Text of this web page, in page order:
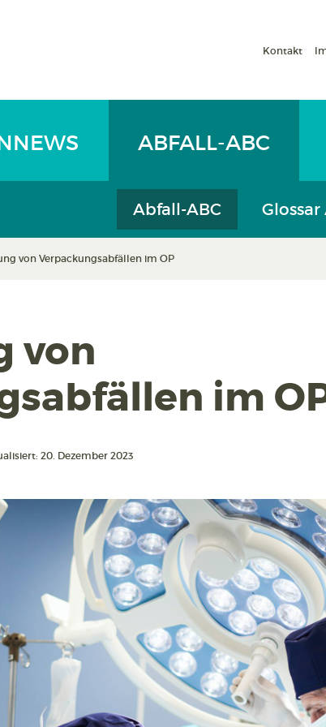
Kontakt
ABFALL-ABC
Abfall-ABC
von Verpackungsabfällen im OP
von
im
20. Dezember 2023